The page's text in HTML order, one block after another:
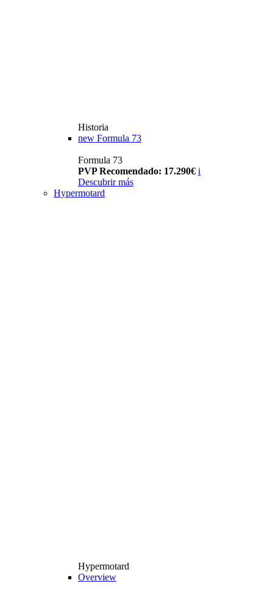
Historia
new Formula 73
Formula 73
PVP Recomendado: 17.290€ i
Descubrir más
Hypermotard
Hypermotard
Overview